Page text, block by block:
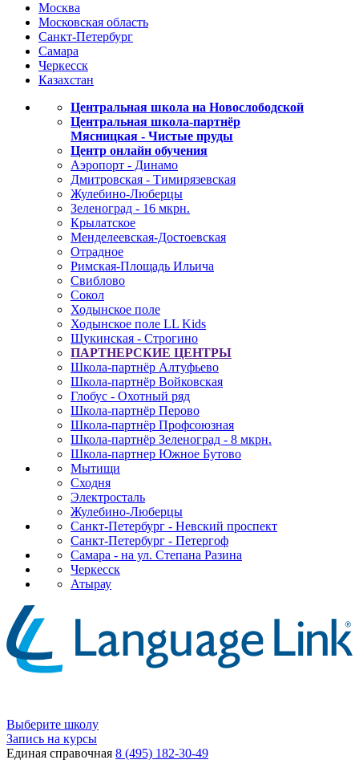
Москва
Московская область
Санкт-Петербург
Самара
Черкесск
Казахстан
Центральная школа на Новослободской
Центральная школа-партнёр
Мясницкая - Чистые пруды
Центр онлайн обучения
Аэропорт - Динамо
Дмитровская - Тимирязевская
Жулебино-Люберцы
Зеленоград - 16 мкрн.
Крылатское
Менделеевская-Достоевская
Отрадное
Римская-Площадь Ильича
Свиблово
Сокол
Ходынское поле
Ходынское поле LL Kids
Щукинская - Строгино
ПАРТНЕРСКИЕ ЦЕНТРЫ
Школа-партнёр Алтуфьево
Школа-партнёр Войковская
Глобус - Охотный ряд
Школа-партнёр Перово
Школа-партнёр Профсоюзная
Школа-партнёр Зеленоград - 8 мкрн.
Школа-партнер Южное Бутово
Мытищи
Сходня
Электросталь
Жулебино-Люберцы
Санкт-Петербург - Невский проспект
Санкт-Петербург - Петергоф
Самара - на ул. Степана Разина
Черкесск
Атырау
Выберите школу
Запись на курсы
Единая справочная 8 (495) 182-30-49